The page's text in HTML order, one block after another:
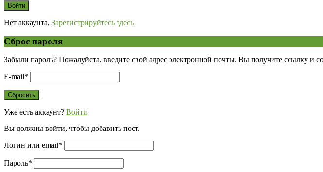
Нет аккаунта, Зарегистрируйтесь здесь
Сброс пароля
Забыли пароль? Пожалуйста, введите свой адрес электронной почты. Вы получите ссылку и
E-mail*
Уже есть аккаунт? Войти
Вы должны войти, чтобы добавить пост.
Логин или email*
Пароль*